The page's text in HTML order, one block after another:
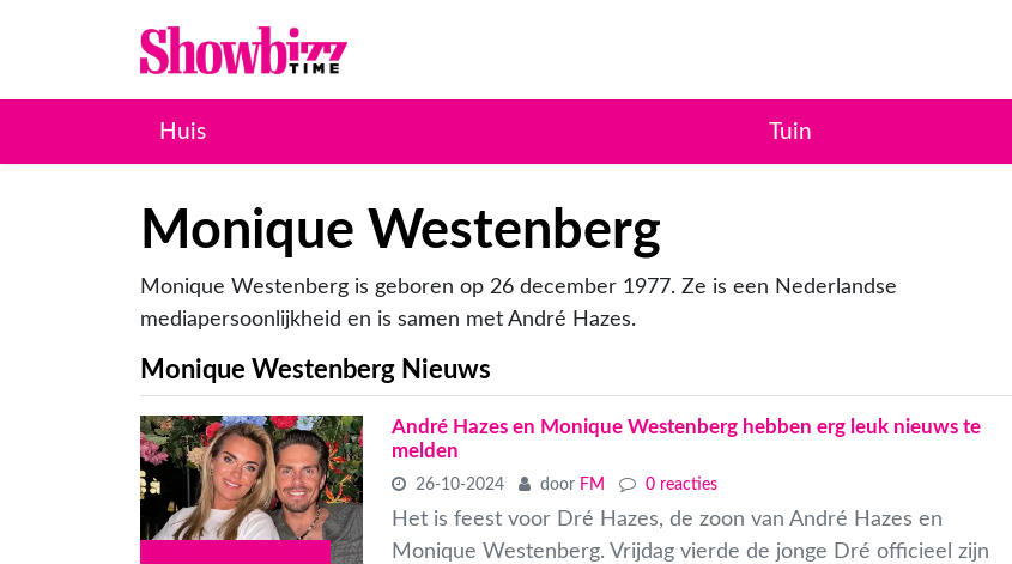
Huis Tuin
Monique Westenberg
Monique Westenberg is geboren op 26 december 1977. Ze is een Nederlandse
mediapersoonlijkheid en is samen met André Hazes.
Monique Westenberg Nieuws
André Hazes en Monique Westenberg hebben erg leuk nieuws te
melden
26-10-2024 door FM 0 reacties
Het is feest voor Dré Hazes, de zoon van André Hazes en
Monique Westenberg. Vrijdag vierde de jonge Dré officieel zijn